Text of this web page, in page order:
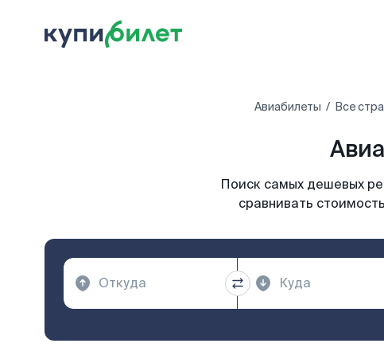
Авиабилеты Все
Поиск самых дешевых
сравнивать